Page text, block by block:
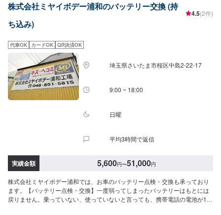
株式会社ミヤイボデー浦和のバッテリー交換 (持
ち込み)
4.5(2件)
代車OK カードOK QR決済OK
埼玉県さいたま市桜区中島2-22-17
9:00 ~ 18:00
日曜
平均3時間で返信
実績金額 5,600円〜51,000円
株式会社ミヤイボデー浦和では、お車のバッテリー点検・交換も承っており
ます。【バッテリー点検・交換】一度弱ってしまったバッテリーはもとには
戻りません。乗っていない、使っていないと言っても、携帯電話の電池が1年